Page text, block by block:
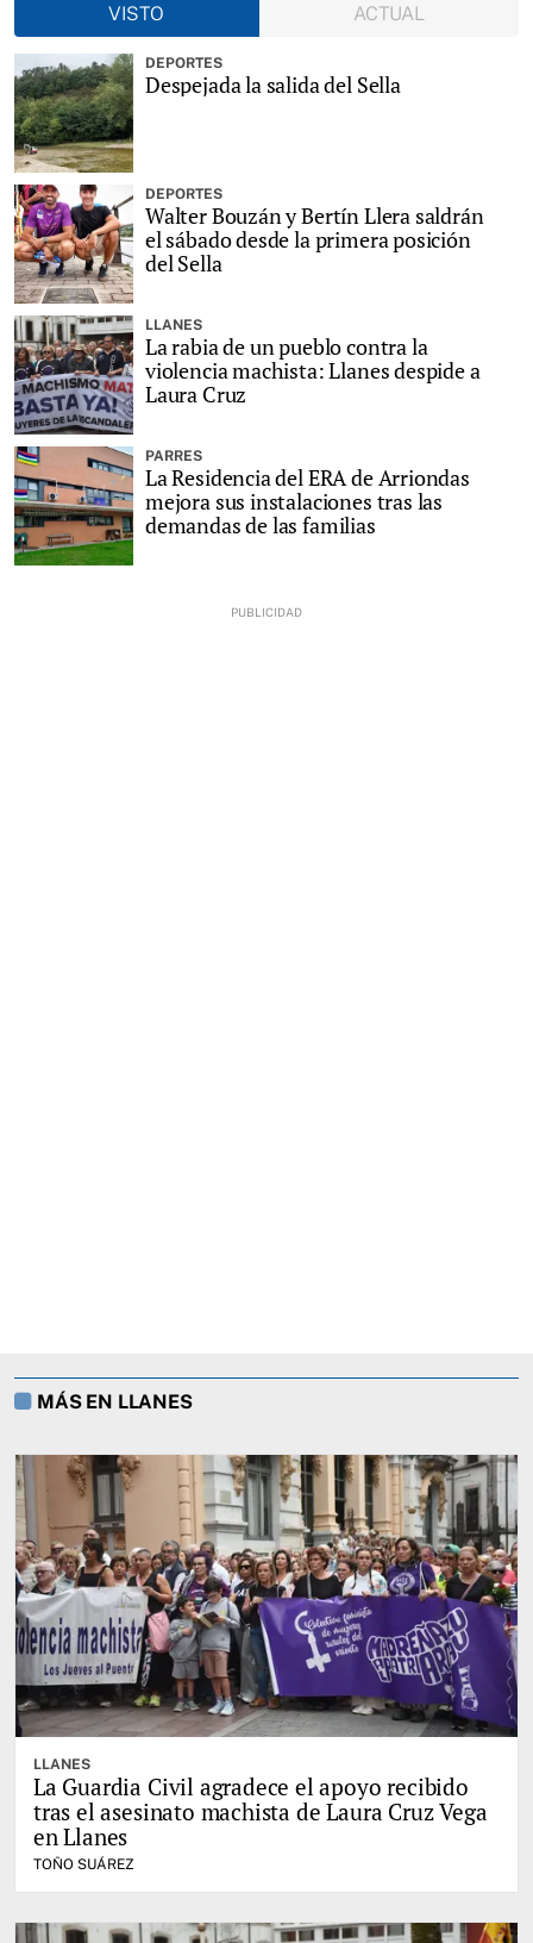
VISTO
ACTUAL
DEPORTES
Despejada la salida del Sella
DEPORTES
Walter Bouzán y Bertín Llera saldrán
el sábado desde la primera posición
del Sella
LLANES
La rabia de un pueblo contra la
violencia machista: Llanes despide a
Laura Cruz
PARRES
La Residencia del ERA de Arriondas
mejora sus instalaciones tras las
demandas de las familias
MÁS EN LLANES
LLANES
La Guardia Civil agradece el apoyo recibido
tras el asesinato machista de Laura Cruz Vega
en Llanes
TOÑO SUÁREZ